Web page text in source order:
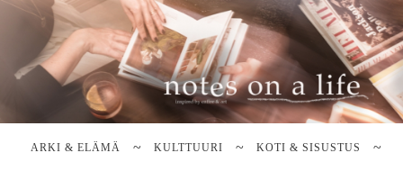
Notes on a life
Stella Harasek & Jarno Jussila
ARKI & ELÄMÄ KULTTUURI KOTI & SISUSTUS